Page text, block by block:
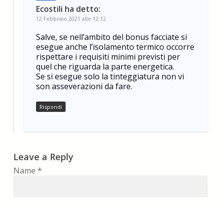
Ecostili ha detto:
12 Febbraio 2021 alle 12:12
Salve, se nell’ambito del bonus facciate si
esegue anche l’isolamento termico occorre
rispettare i requisiti minimi previsti per
quel che riguarda la parte energetica.
Se si esegue solo la tinteggiatura non vi
son asseverazioni da fare.
Rispondi
Leave a Reply
Name *